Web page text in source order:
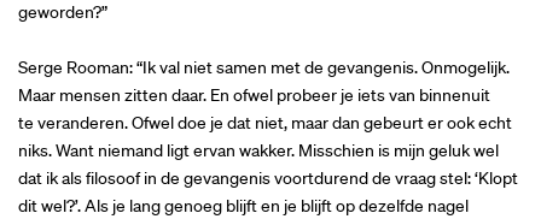
geworden?”
Serge Rooman: “Ik val niet samen met de gevangenis. Onmogelijk.
Maar mensen zitten daar. En ofwel probeer je iets van binnenuit
te veranderen. Ofwel doe je dat niet, maar dan gebeurt er ook echt
niks. Want niemand ligt ervan wakker. Misschien is mijn geluk wel
dat ik als filosoof in de gevangenis voortdurend de vraag stel: ‘Klopt
dit wel?’. Als je lang genoeg blijft en je blijft op dezelfde nagel